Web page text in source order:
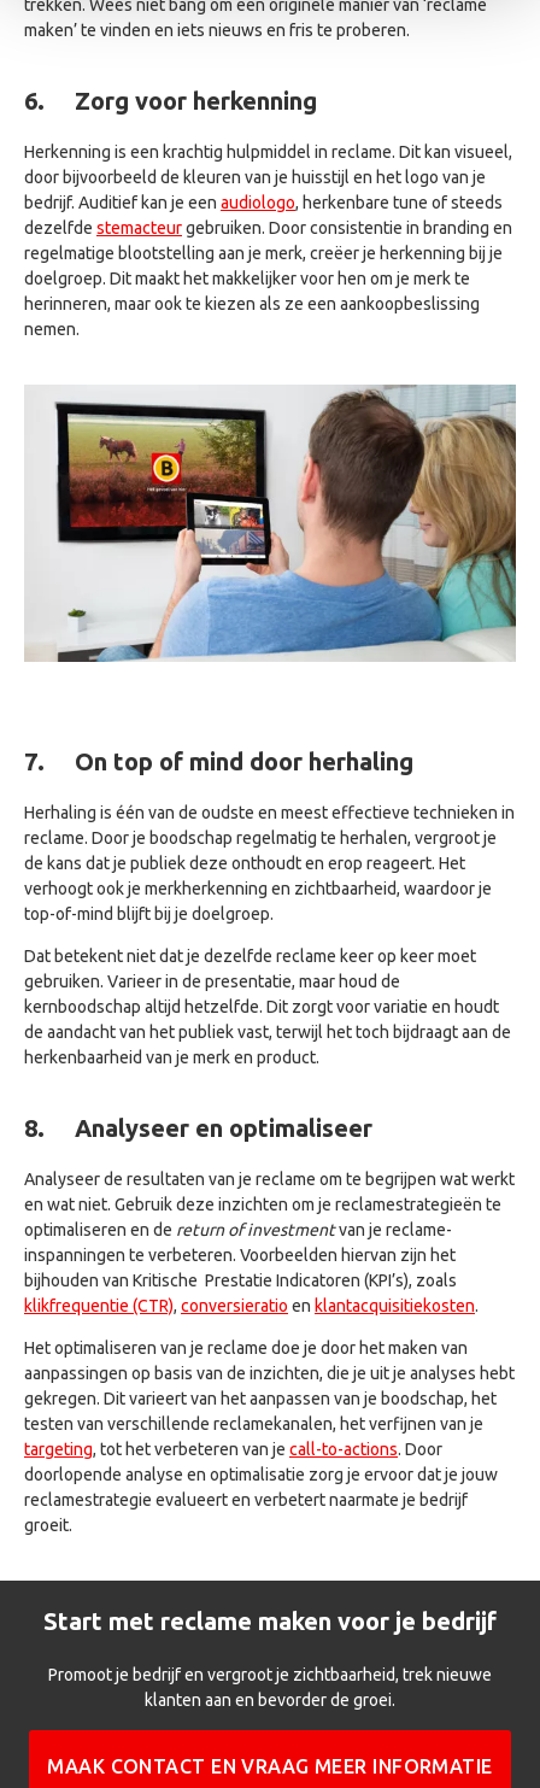
trekken. Wees niet bang om een originele manier van ‘reclame
maken’ te vinden en iets nieuws en fris te proberen.
6. Zorg voor herkenning
Herkenning is een krachtig hulpmiddel in reclame. Dit kan visueel,
door bijvoorbeeld de kleuren van je huisstijl en het logo van je
bedrijf. Auditief kan je een audiologo, herkenbare tune of steeds
dezelfde stemacteurgebruiken. Door consistentie in branding en
regelmatige blootstelling aan je merk, creëer je herkenning bij je
doelgroep. Dit maakt het makkelijker voor hen om je merk te
herinneren, maar ook te kiezen als ze een aankoopbeslissing
nemen.
7. On top of mind door herhaling
Herhaling is één van de oudste en meest effectieve technieken in
reclame. Door je boodschap regelmatig te herhalen, vergroot je
de kans dat je publiek deze onthoudt en erop reageert. Het
verhoogt ook je merkherkenning en zichtbaarheid, waardoor je
top-of-mind blijft bij je doelgroep.
Dat betekent niet dat je dezelfde reclame keer op keer moet
gebruiken. Varieer in de presentatie, maar houd de
kernboodschap altijd hetzelfde. Dit zorgt voor variatie en houdt
de aandacht van het publiek vast, terwijl het toch bijdraagt aan de
herkenbaarheid van je merk en product.
8. Analyseer en optimaliseer
Analyseer de resultaten van je reclame om te begrijpen wat werkt
en wat niet. Gebruik deze inzichten om je reclamestrategieën te
optimaliseren en de return of investmentvan je reclame-
inspanningen te verbeteren. Voorbeelden hiervan zijn het
bijhouden van Kritische Prestatie Indicatoren (KPI’s), zoals
klikfrequentie (CTR), conversieratio en klantacquisitiekosten.
Het optimaliseren van je reclame doe je door het maken van
aanpassingen op basis van de inzichten, die je uit je analyses hebt
gekregen. Dit varieert van het aanpassen van je boodschap, het
testen van verschillende reclamekanalen, het verfijnen van je
targeting, tot het verbeteren van je call-to-actions. Door
doorlopende analyse en optimalisatie zorg je ervoor dat je jouw
reclamestrategie evalueert en verbetert naarmate je bedrijf
groeit.
Start met reclame maken voor je bedrijf
Promoot je bedrijf en vergroot je zichtbaarheid, trek nieuwe
klanten aan en bevorder de groei.
MAAK CONTACT EN VRAAG MEER INFORMATIE